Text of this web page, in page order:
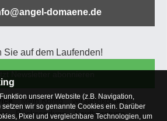
domaene.de
Sie auf dem Laufenden!
Mein Konto
Versandkosten
Rücksendung
Kaufberatung
unserer Website (z.B. Navigation,
wir so genannte Cookies ein. Darüber
Pixel und vergleichbare Technologien, um